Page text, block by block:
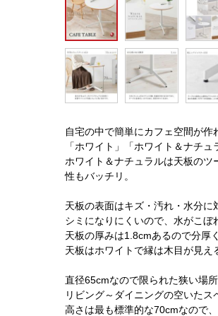
自宅の中で簡単にカフェ空間が作
「ホワイト」「ホワイト＆ナチ
ホワイト＆ナチュラルは天板の
性もバッチリ。
天板の表面はキズ・汚れ・水分に
シミになりにくいので、水がこぼ
天板の厚みは1.8cmあるので分厚
天板はホワイトで縁は木目が見え
直径65cmなので限られた狭い場
リビング～ダイニングの空いたス
高さは最も標準的な70cmなので